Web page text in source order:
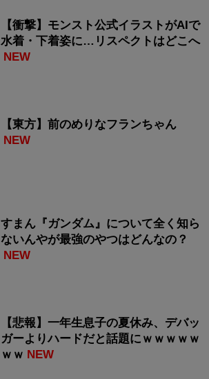
【衝撃】モンスト公式イラストがAIで
水着・下着姿に…リスペクトはどこへ
NEW
【東方】前のめりなフランちゃん
NEW
すまん『ガンダム』について全く知ら
ないんやが最強のやつはどんなの？
NEW
【悲報】一年生息子の夏休み、デバッ
ガーよりハードだと話題にｗｗｗｗｗ
ｗｗ NEW